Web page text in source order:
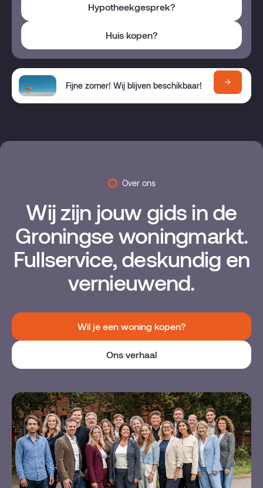
Hypotheekgesprek?
Huis kopen?
Fijne zomer! Wij blijven beschikbaar!
Over ons
Wij zijn jouw gids in de
Groningse woningmarkt.
Fullservice, deskundig en
vernieuwend.
Wil je een woning kopen?
Ons verhaal